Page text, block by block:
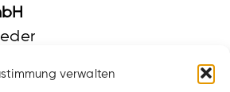
verwalten
72